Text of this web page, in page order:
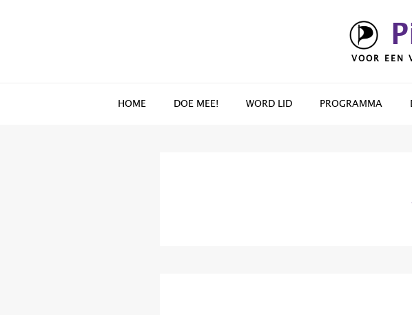
VOOR EEN
HOME DOE MEE! WORD LID PROGRAMMA